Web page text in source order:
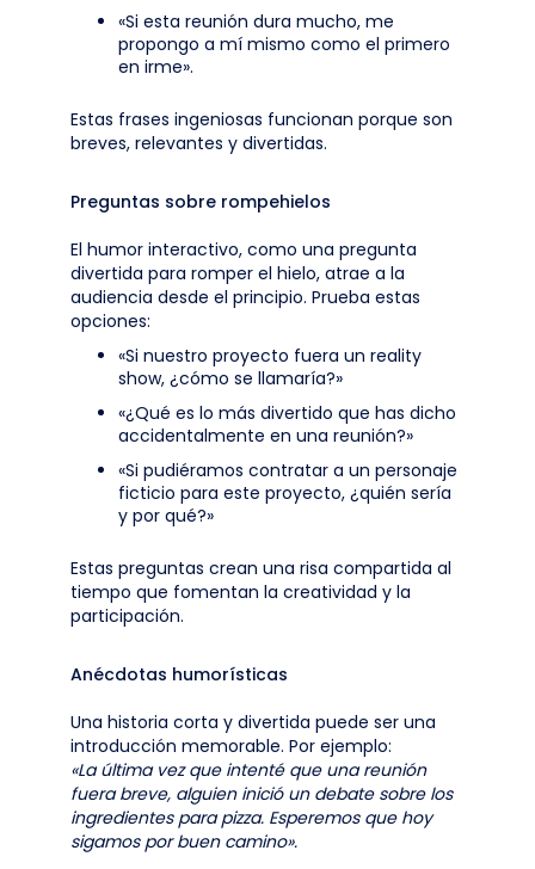
«Si esta reunión dura mucho, me
propongo a mí mismo como el primero
en irme».
Estas frases ingeniosas funcionan porque son
breves, relevantes y divertidas.
Preguntas sobre rompehielos
El humor interactivo, como una pregunta
divertida para romper el hielo, atrae a la
audiencia desde el principio. Prueba estas
opciones:
«Si nuestro proyecto fuera un reality
show, ¿cómo se llamaría?»
«¿Qué es lo más divertido que has dicho
accidentalmente en una reunión?»
«Si pudiéramos contratar a un personaje
ficticio para este proyecto, ¿quién sería
y por qué?»
Estas preguntas crean una risa compartida al
tiempo que fomentan la creatividad y la
participación.
Anécdotas humorísticas
Una historia corta y divertida puede ser una
introducción memorable. Por ejemplo:
«La última vez que intenté que una reunión
fuera breve, alguien inició un debate sobre los
ingredientes para pizza. Esperemos que hoy
sigamos por buen camino».